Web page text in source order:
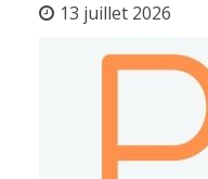
13 juillet 2026